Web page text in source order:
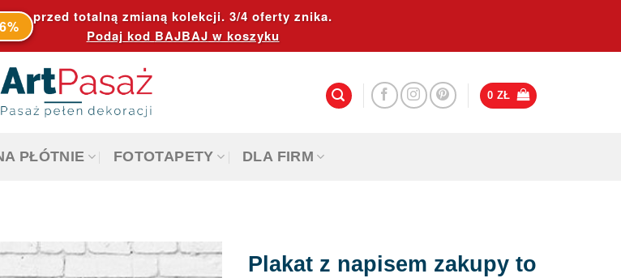
przed totalną zmianą kolekcji. 3/4 oferty znika.
Podaj kod BAJBAJ w koszyku
0 ZŁ
PŁÓTNIE FOTOTAPETY DLA FIRM
Plakat z napisem zakupy to